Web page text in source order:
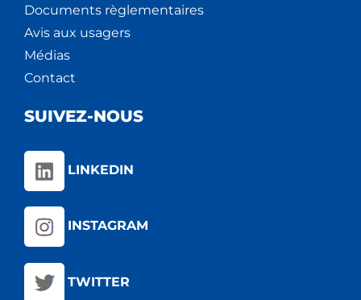
Documents règlementaires
Avis aux usagers
Médias
Contact
SUIVEZ-NOUS
LINKEDIN
INSTAGRAM
TWITTER